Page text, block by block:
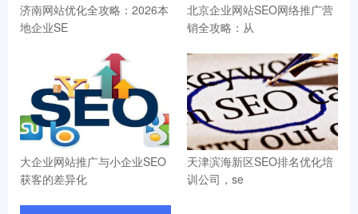
济南网站优化全攻略：2026本
地企业SE
北京企业网站SEO网络推广营
销全攻略：从
大企业网站推广与小企业SEO
获客的差异化
天津滨海新区SEO排名优化培
训公司，se